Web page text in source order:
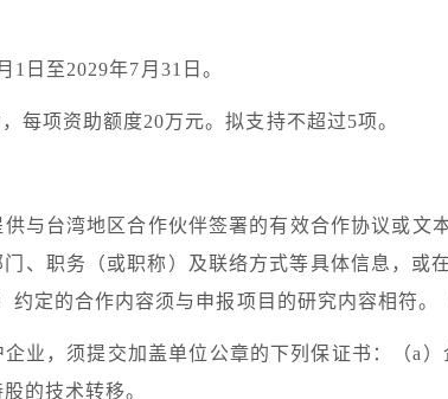
1 日至2029年7 月 31 日。
每项资助额度20万元。拟支持不超过5项。
与台湾地区合作伙伴签署的有效合作协议或
、职务（或职称）及联络方式等具体信息，或
约定的合作内容须与申报项目的研究内容相符。
业，须提交加盖单位公章的下列保证书：（a ）
的技术转移。